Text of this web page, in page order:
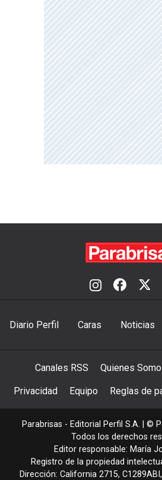
Diario Perfil Caras Noticias
Canales RSS Quienes
Privacidad Equipo Reglas de
Parabrisas - Editorial Perfil S.A. | ©
Todos los derechos
Editor responsable: María
Registro de la propiedad
Dirección: California 2715, C1289ABI ,